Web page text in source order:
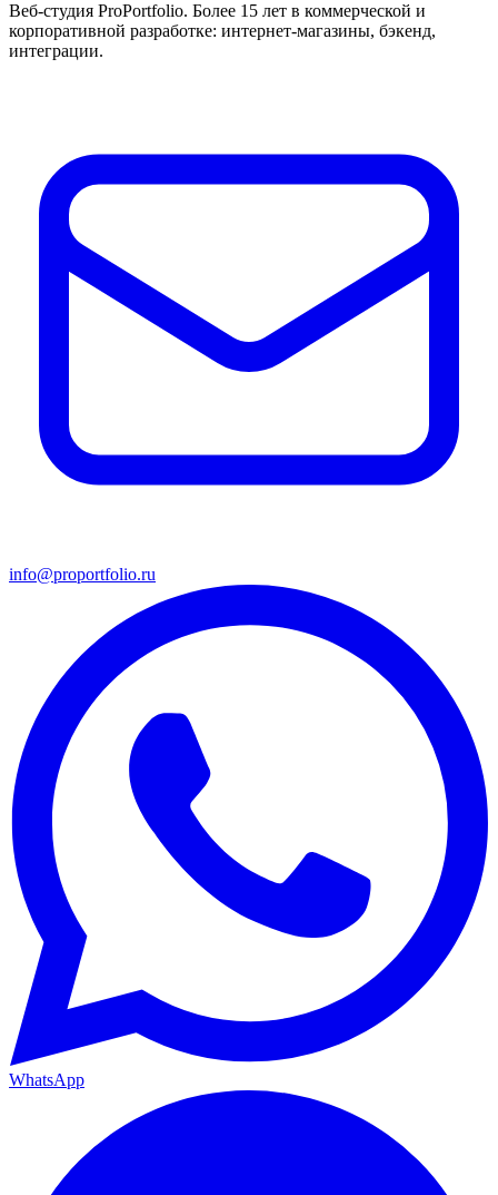
Веб-студия ProPortfolio. Более 15 лет в коммерческой и
корпоративной разработке: интернет-магазины, бэкенд,
интеграции.
info@proportfolio.ru
WhatsApp